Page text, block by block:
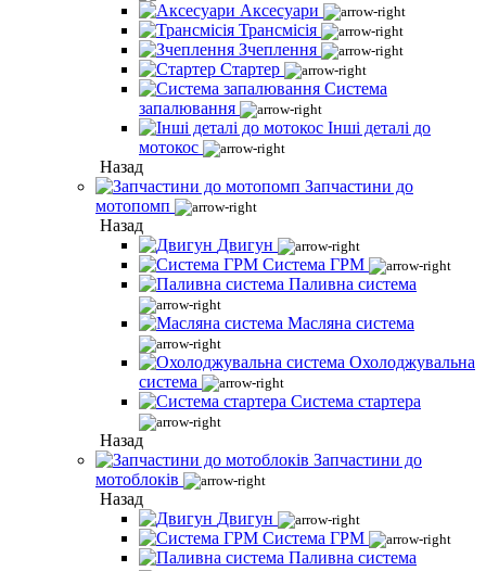
Аксесуари
Трансмісія
Зчеплення
Стартер
Система
запалювання
Інші деталі до
мотокос
Назад
Запчастини до
мотопомп
Назад
Двигун
Система ГРМ
Паливна система
Масляна система
Охолоджувальна
система
Система стартера
Назад
Запчастини до
мотоблоків
Назад
Двигун
Система ГРМ
Паливна система